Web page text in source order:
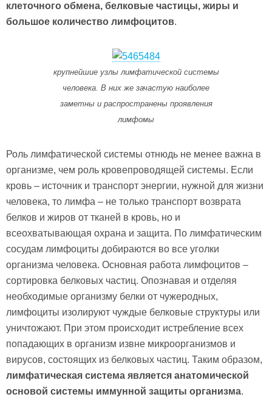
клеточного обмена, белковые частицы, жиры и
большое количество лимфоцитов.
крупнейшие узлы лимфатической системы
человека. В них же зачастую наиболее
заметны и распространены проявления
лимфомы
Роль лимфатической системы отнюдь не менее важна в
организме, чем роль кровепроводящей системы. Если
кровь – источник и транспорт энергии, нужной для жизни
человека, то лимфа – не только транспорт возврата
белков и жиров от тканей в кровь, но и
всеохватывающая охрана и защита. По лимфатическим
сосудам лимфоциты добираются во все уголки
организма человека. Основная работа лимфоцитов –
сортировка белковых частиц. Опознавая и отделяя
необходимые организму белки от чужеродных,
лимфоциты изолируют чуждые белковые структуры или
уничтожают. При этом происходит истребление всех
попадающих в организм извне микроорганизмов и
вирусов, состоящих из белковых частиц. Таким образом,
лимфатическая система является анатомической
основой системы иммунной защиты организма.